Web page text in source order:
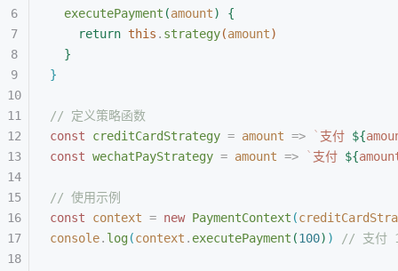
executePayment (amount)
{
return this . strategy(amount)
}
}
// 定义策略函数
const creditCardStrategy = amount => ` 支付 ${
const wechatPayStrategy = amount => ` 支付 ${
// 使用示例
const context = new PaymentContext (
console. log(context . executePayment (100) ) // 支付